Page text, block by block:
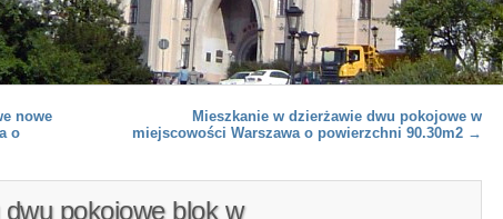
nowe
o
Mieszkanie w dzierżawie dwu pokojowe w
miejscowości Warszawa o powierzchni 90.30m2 →
pokojowe blok w